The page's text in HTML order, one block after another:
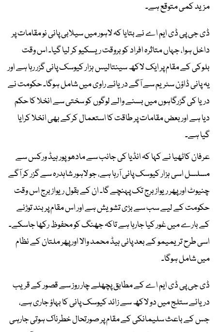
مزید کمی متوقع ہے۔
ڈی جی پی ڈی ایم اے نے بتایا کہ لاہور میں سیلابی پانی نو مقامات پر
داخل ہوا، جہاں متاثرہ افراد کو بروقت ریسکیو کر لیا گیا۔ اس وقت
بلوکی کے مقام پر ایک لاکھ سینتالیس ہزار کیوسک پانی گزر رہا ہے اور
یہ پانی ڈاؤن سٹریم سے آگے دریائے راوی میں شامل ہوگا۔ حکومت نے
دریا کی گزرگاہوں میں بسنے والے لوگوں کو سختی سے انخلا کا حکم
دیا ہے اور بعض مقامات پر طاقت کا استعمال کرکے بھی انخلا کرایا
گیا ہے۔
عرفان کاٹھیا نے کہا کہ انڈیا کی جانب سے مادھوپور ہیڈ ورکس سے
مسلسل اسی ہزار کیوسک پانی آرہا ہے، جو لاہور شاہدرہ سے گزر کر آگے
چنیوٹ اور پھر ریواز برج تک پہنچے گا۔ ان کے بقول ریواز برج اس وقت
حکومت کے لیے سب سے بڑی تشویش ہے اور اس مقام پر بند توڑنے
کے بارے میں غور کیا جارہا ہے تاکہ جھنگ کو محفوظ رکھا جاسکے۔
اسی طرح تریمیمو کے بعد پانی ہیڈ محمد والا اور پھر ملتان کے نظام
میں شامل ہوگا۔
ڈی جی پی ڈی ایم اے کے مطابق پچھلے چار روز سے قصور کے قریب
دریائے ستلج میں دو لاکھ سے زائد کیوسک پانی کا بہاؤ جاری ہے،
جس کے باعث سلیمانکی کے مقام پر صورتحال خطرناک ہوتی جارہی